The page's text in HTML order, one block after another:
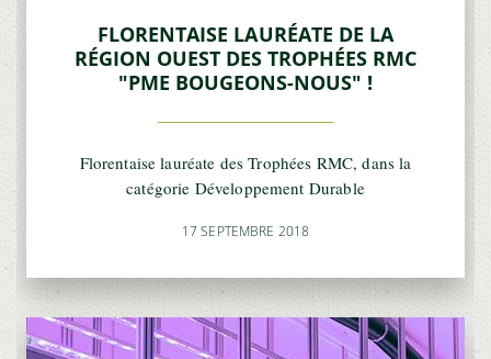
FLORENTAISE LAURÉATE DE LA
RÉGION OUEST DES TROPHÉES RMC
"PME BOUGEONS-NOUS" !
Florentaise lauréate des Trophées RMC, dans la
catégorie Développement Durable
17 SEPTEMBRE 2018